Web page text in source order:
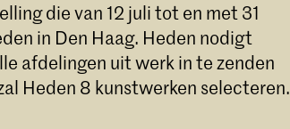
die van 12 juli tot en met 31
in Den Haag. Heden nodigt
afdelingen uit werk in te zenden
Heden 8 kunstwerken selecteren.